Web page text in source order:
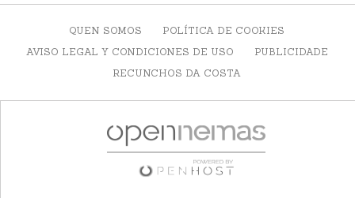
QUEN SOMOS
POLÍTICA DE COOKIES
AVISO LEGAL Y CONDICIONES DE USO
PUBLICIDADE
RECUNCHOS DA COSTA